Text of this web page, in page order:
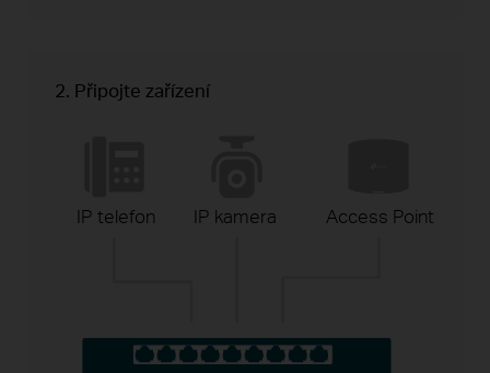
2. Připojte zařízení
IP telefon IP kamera Access Point